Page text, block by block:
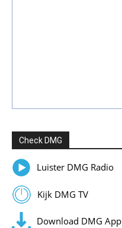
Check DMG
Luister DMG Radio
Kijk DMG TV
Download DMG App